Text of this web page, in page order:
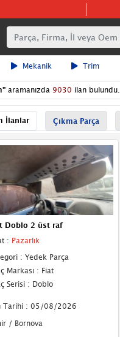
Mekanik Trim
" aramanızda 9030 ilan bulundu.
İlanlar Çıkma Parça
Doblo 2 üst raf
: Pazarlık
: Yedek Parça
Markası : Fiat
Serisi : Doblo
Tarihi : 05/08/2026
/ Bornova